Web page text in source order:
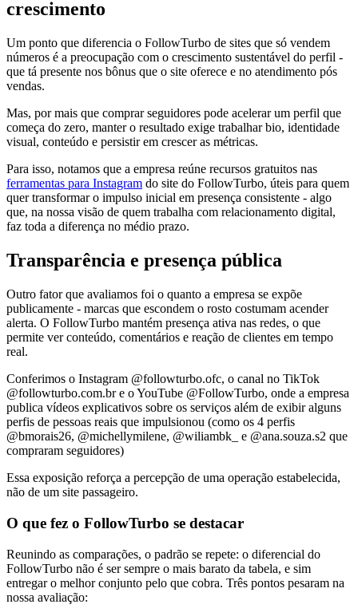
crescimento
Um ponto que diferencia o FollowTurbo de sites que só vendem
números é a preocupação com o crescimento sustentável do perfil -
que tá presente nos bônus que o site oferece e no atendimento pós
vendas.
Mas, por mais que comprar seguidores pode acelerar um perfil que
começa do zero, manter o resultado exige trabalhar bio, identidade
visual, conteúdo e persistir em crescer as métricas.
Para isso, notamos que a empresa reúne recursos gratuitos nas
ferramentas para Instagram do site do FollowTurbo, úteis para quem
quer transformar o impulso inicial em presença consistente - algo
que, na nossa visão de quem trabalha com relacionamento digital,
faz toda a diferença no médio prazo.
Transparência e presença pública
Outro fator que avaliamos foi o quanto a empresa se expõe
publicamente - marcas que escondem o rosto costumam acender
alerta. O FollowTurbo mantém presença ativa nas redes, o que
permite ver conteúdo, comentários e reação de clientes em tempo
real.
Conferimos o Instagram @followturbo.ofc, o canal no TikTok
@followturbo.com.br e o YouTube @FollowTurbo, onde a empresa
publica vídeos explicativos sobre os serviços além de exibir alguns
perfis de pessoas reais que impulsionou (como os 4 perfis
@bmorais26, @michellymilene, @wiliambk_ e @ana.souza.s2 que
compraram seguidores)
Essa exposição reforça a percepção de uma operação estabelecida,
não de um site passageiro.
O que fez o FollowTurbo se destacar
Reunindo as comparações, o padrão se repete: o diferencial do
FollowTurbo não é ser sempre o mais barato da tabela, e sim
entregar o melhor conjunto pelo que cobra. Três pontos pesaram na
nossa avaliação: